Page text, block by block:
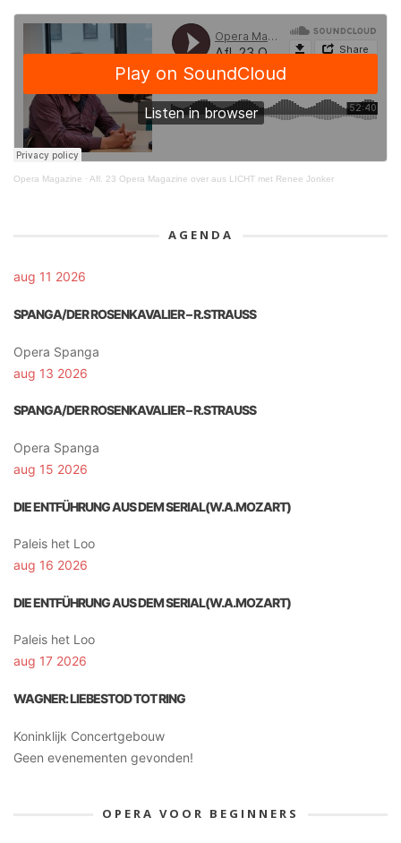
Opera Magazine · Afl. 23 Opera Magazine over aus LICHT met Renee Jonker
AGENDA
aug 11 2026
SPANGA/DER ROSENKAVALIER – R.STRAUSS
Opera Spanga
aug 13 2026
SPANGA/DER ROSENKAVALIER – R.STRAUSS
Opera Spanga
aug 15 2026
DIE ENTFÜHRUNG AUS DEM SERIAL(W.A.MOZART)
Paleis het Loo
aug 16 2026
DIE ENTFÜHRUNG AUS DEM SERIAL(W.A.MOZART)
Paleis het Loo
aug 17 2026
WAGNER: LIEBESTOD TOT RING
Koninklijk Concertgebouw
Geen evenementen gevonden!
OPERA VOOR BEGINNERS